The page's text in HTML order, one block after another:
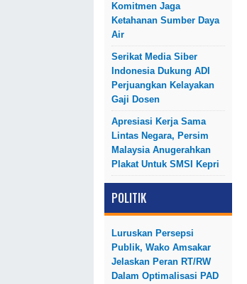
Komitmen Jaga
Ketahanan Sumber Daya
Air
Serikat Media Siber
Indonesia Dukung ADI
Perjuangkan Kelayakan
Gaji Dosen
Apresiasi Kerja Sama
Lintas Negara, Persim
Malaysia Anugerahkan
Plakat Untuk SMSI Kepri
POLITIK
Luruskan Persepsi
Publik, Wako Amsakar
Jelaskan Peran RT/RW
Dalam Optimalisasi PAD